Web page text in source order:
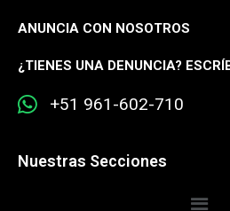
ANUNCIA CON NOSOTROS
¿TIENES UNA DENUNCIA?
+51 961-602-710
Nuestras Secciones